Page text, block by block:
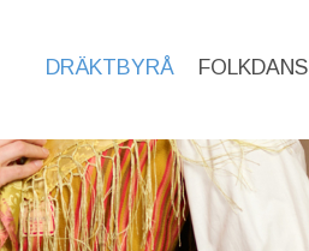
DRÄKTBYRÅ FOLKDANS